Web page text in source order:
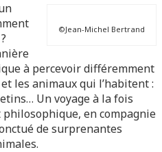
©Jean-Michel Bertrand
à percevoir différemment
les animaux qui l’habitent :
Un voyage à la fois
en compagnie
de surprenantes